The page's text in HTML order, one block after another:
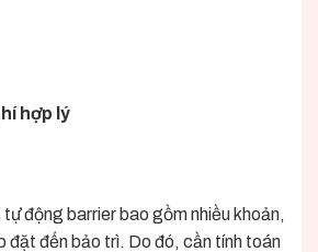
hợp lý
động barrier bao gồm nhiều khoản,
đặt đến bảo trì. Do đó, cần tính toán